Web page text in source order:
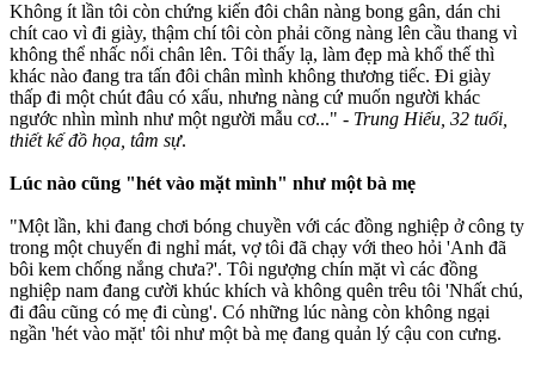
Không ít lần tôi còn chứng kiến đôi chân nàng bong gân, dán chi
chít cao vì đi giày, thậm chí tôi còn phải cõng nàng lên cầu thang vì
không thể nhấc nổi chân lên. Tôi thấy lạ, làm đẹp mà khổ thế thì
khác nào đang tr‌a tấ‌n đôi chân mình không thương tiếc. Đi giày
thấp đi một chút đâu có xấu, nhưng nàng cứ muốn người khác
ngước nhìn mình như một người mẫu cơ..." - Trung Hiếu, 32 tuổi,
thiết kế đồ họa, tâm sự.
Lúc nào cũng "hét vào mặt mình" như một bà mẹ
"Một lần, khi đang chơi bóng chuyền với các đồng nghiệp ở công ty
trong một chuyến đi nghỉ mát, vợ tôi đã chạy với theo hỏi 'Anh đã
bôi kem chống nắng chưa?'. Tôi ngượng chín mặt vì các đồng
nghiệp nam đang cười khúc khích và không quên trêu tôi 'Nhất chú,
đi đâu cũng có mẹ đi cùng'. Có những lúc nàng còn không ngại
ngần 'hét vào mặt' tôi như một bà mẹ đang quản lý cậu con cưng.